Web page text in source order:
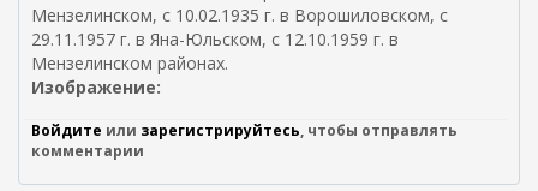
а
)
ы
л
к
Мензелинском, с 10.02.1935 г. в Ворошиловском, с
29.11.1957 г. в Яна-Юльском, с 12.10.1959 г. в
Мензелинском районах.
Изображение:
Войдите или зарегистрируйтесь, чтобы отправлять
комментарии